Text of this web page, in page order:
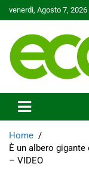
to
venerdì, Agosto 7, 2026
Ecoo.it
Home
È un albero
– VIDEO